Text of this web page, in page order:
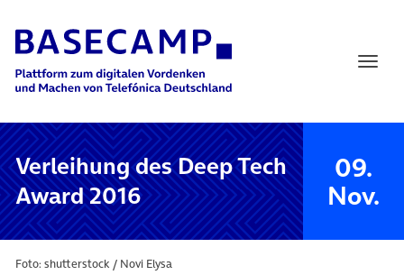
Main Navigation
Verleihung des Deep Tech
Award 2016
09.
Nov.
Foto: shutterstock / Novi Elysa